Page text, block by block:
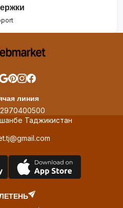
линия
Таджикистан